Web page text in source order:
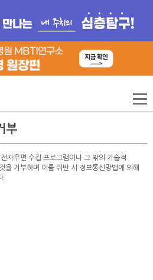
부
자우편 수집 프로그램이나 그 밖의 기술적
을 거부하며 이를 위반 시 정보통신망법에 의해
.